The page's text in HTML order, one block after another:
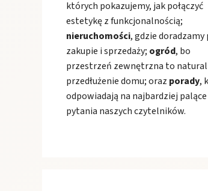
których pokazujemy, jak połączyć
estetykę z funkcjonalnością;
nieruchomości, gdzie doradzamy
zakupie i sprzedaży; ogród, bo
przestrzeń zewnętrzna to
przedłużenie domu; oraz porady,
odpowiadają na najbardziej palące
pytania naszych czytelników.